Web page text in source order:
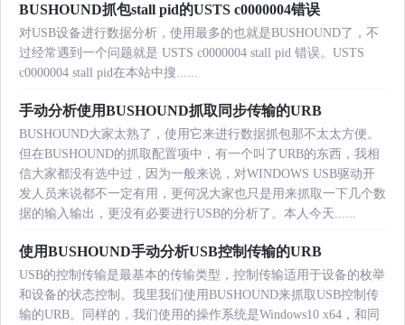
BUSHOUND抓包stall pid的USTS c0000004错误
对USB设备进行数据分析，使用最多的也就是BUSHOUND了，不
过经常遇到一个问题就是 USTS c0000004 stall pid 错误。USTS
c0000004 stall pid在本站中搜......
手动分析使用BUSHOUND抓取同步传输的URB
BUSHOUND大家太熟了，使用它来进行数据抓包那不太太方便。
但在BUSHOUND的抓取配置项中，有一个叫了URB的东西，我相
信大家都没有选中过，因为一般来说，对WINDOWS USB驱动开
发人员来说都不一定有用，更何况大家也只是用来抓取一下几个数
据的输入输出，更没有必要进行USB的分析了。本人今天......
使用BUSHOUND手动分析USB控制传输的URB
USB的控制传输是最基本的传输类型，控制传输适用于设备的枚举
和设备的状态控制。我里我们使用BUSHOUND来抓取USB控制传
输的URB。同样的，我们使用的操作系统是Windows10 x64，和同